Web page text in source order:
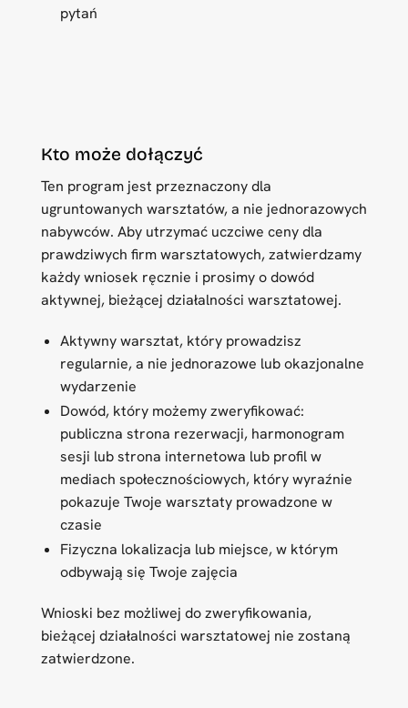
pytań
Kto może dołączyć
Ten program jest przeznaczony dla
ugruntowanych warsztatów, a nie jednorazowych
nabywców. Aby utrzymać uczciwe ceny dla
prawdziwych firm warsztatowych, zatwierdzamy
każdy wniosek ręcznie i prosimy o dowód
aktywnej, bieżącej działalności warsztatowej.
Aktywny warsztat, który prowadzisz
regularnie, a nie jednorazowe lub okazjonalne
wydarzenie
Dowód, który możemy zweryfikować:
publiczna strona rezerwacji, harmonogram
sesji lub strona internetowa lub profil w
mediach społecznościowych, który wyraźnie
pokazuje Twoje warsztaty prowadzone w
czasie
Fizyczna lokalizacja lub miejsce, w którym
odbywają się Twoje zajęcia
Wnioski bez możliwej do zweryfikowania,
bieżącej działalności warsztatowej nie zostaną
zatwierdzone.